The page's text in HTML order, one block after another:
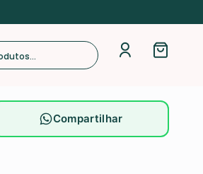
Compartilhar